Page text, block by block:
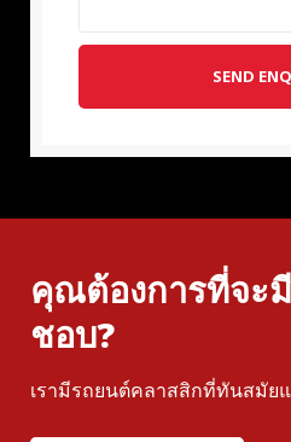
SEND
คุณต้องการที่จ
ชอบ?
เรามีรถยนต์คลาสสิกที่ทันสมัย